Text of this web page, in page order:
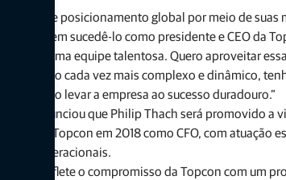
de posicionamento global por meio de
em sucedê-lo como presidente e CEO da
e uma equipe talentosa. Quero aproveitar
mercado cada vez mais complexo e dinâmico,
vão levar a empresa ao sucesso duradouro.”
anunciou que Philip Thach será promovido a
na Topcon em 2018 como CFO, com
operacionais.
reflete o compromisso da Topcon com um